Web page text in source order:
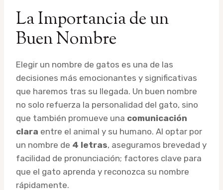
La Importancia de un
Buen Nombre
Elegir un nombre de gatos es una de las
decisiones más emocionantes y significativas
que haremos tras su llegada. Un buen nombre
no solo refuerza la personalidad del gato, sino
que también promueve una comunicación
clara entre el animal y su humano. Al optar por
un nombre de 4 letras, aseguramos brevedad y
facilidad de pronunciación; factores clave para
que el gato aprenda y reconozca su nombre
rápidamente.